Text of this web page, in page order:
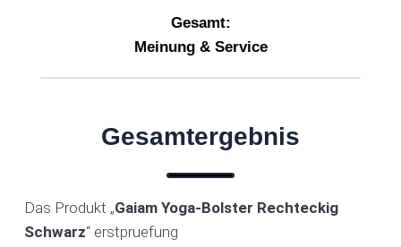
Gesamt:
Meinung & Service
Gesamtergebnis
Das Produkt „Gaiam Yoga-Bolster Rechteckig
Schwarz“ erstpruefung